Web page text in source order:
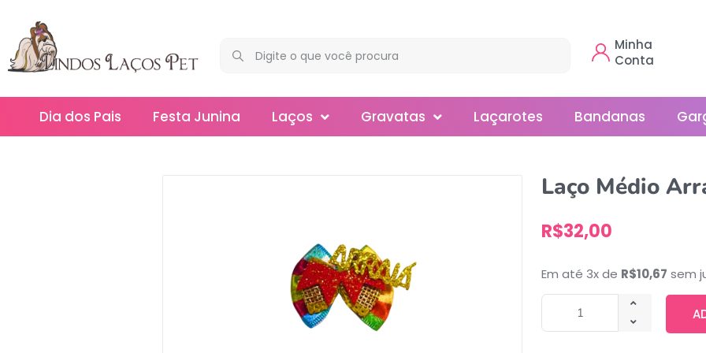
Minha
Conta
Dia dos Pais Festa Junina Laços
Mini
Slim
Gravatas
Smoking
Laçarotes Bandanas
Laço Médio
R$32,00
Em até 3x de R$10,67 sem